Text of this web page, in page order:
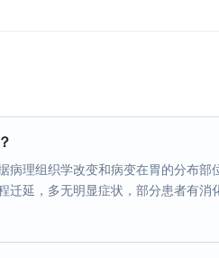
病理组织学改变和病变在胃的分布
延，多无明显症状，部分患者有消